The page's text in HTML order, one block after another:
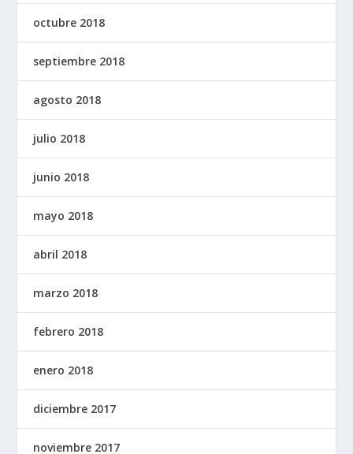
octubre 2018
septiembre 2018
agosto 2018
julio 2018
junio 2018
mayo 2018
abril 2018
marzo 2018
febrero 2018
enero 2018
diciembre 2017
noviembre 2017